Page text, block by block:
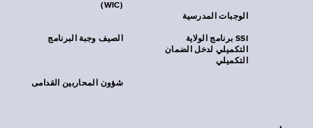
(WIC)
الوجبات المدرسية
الصيف وجبة البرنامج
SSI برنامج الولاية
التكميلي لدخل الضمان
التكميلي
شؤون المحاربين القدامى